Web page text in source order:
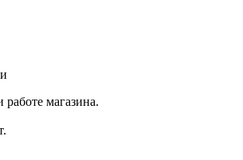
магазина.